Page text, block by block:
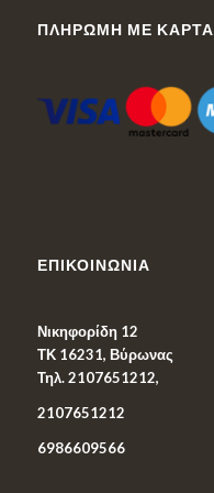
ΠΛΗΡΩΜΉ ΜΕ ΚΆΡΤΑ
ΕΠΙΚΟΙΝΩΝΊΑ
Νικηφορίδη 12
ΤΚ 16231, Βύρωνας
Τηλ. 2107651212,
2107651212
6986609566